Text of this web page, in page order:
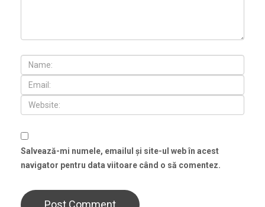
Salvează-mi numele, emailul și site-ul web în acest
navigator pentru data viitoare când o să comentez.